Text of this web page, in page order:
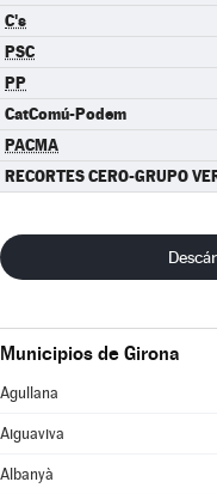
C's
PSC
PP
CatComú-Podem
PACMA
RECORTES CERO-GRUPO
Municipios de Girona
Agullana
Aiguaviva
Albanyà